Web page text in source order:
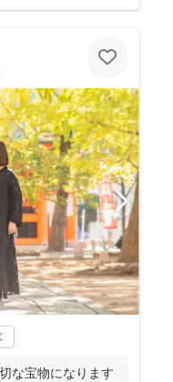
な宝物になります